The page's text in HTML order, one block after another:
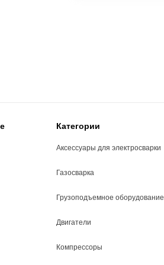
Категории
Аксессуары для электросварки
Газосварка
Грузоподъемное оборудование
Двигатели
Компрессоры